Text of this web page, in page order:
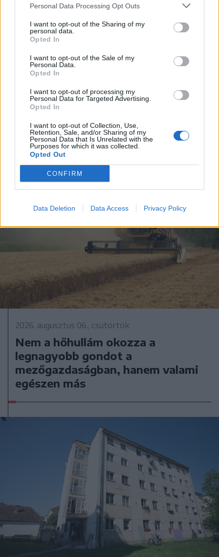
Personal Data Processing Opt Outs
I want to opt-out of the Sharing of my
personal data.
Opted In
I want to opt-out of the Sale of my
Personal Data.
Opted In
I want to opt-out of processing my
Personal Data for Targeted Advertising.
Opted In
I want to opt-out of Collection, Use,
Retention, Sale, and/or Sharing of my
Personal Data that Is Unrelated with the
Purposes for which it was collected.
Opted Out
CONFIRM
Data Deletion Data Access Privacy Policy
2026. augusztus 06., csütörtök
Megérkezett a Száz év magány
sorozatadaptációjának második
évada
2026. augusztus 06., csütörtök
Nem a hőhullám okozza a
legnagyobb gondot a
mezőgazdaságban, hanem valami
egészen más